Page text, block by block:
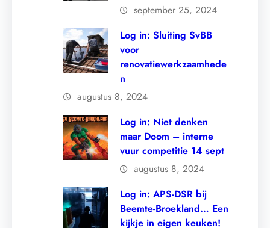
september 25, 2024
Log in: Sluiting SvBB
voor
renovatiewerkzaamhede
n
augustus 8, 2024
Log in: Niet denken
maar Doom – interne
vuur competitie 14 sept
augustus 8, 2024
Log in: APS-DSR bij
Beemte-Broekland… Een
kijkje in eigen keuken!